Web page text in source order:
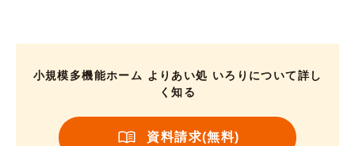
小規模多機能ホーム よりあい処 いろりについて詳し
く知る
資料請求(無料)